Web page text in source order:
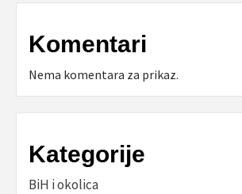
Komentari
Nema komentara za prikaz.
Kategorije
BiH i okolica